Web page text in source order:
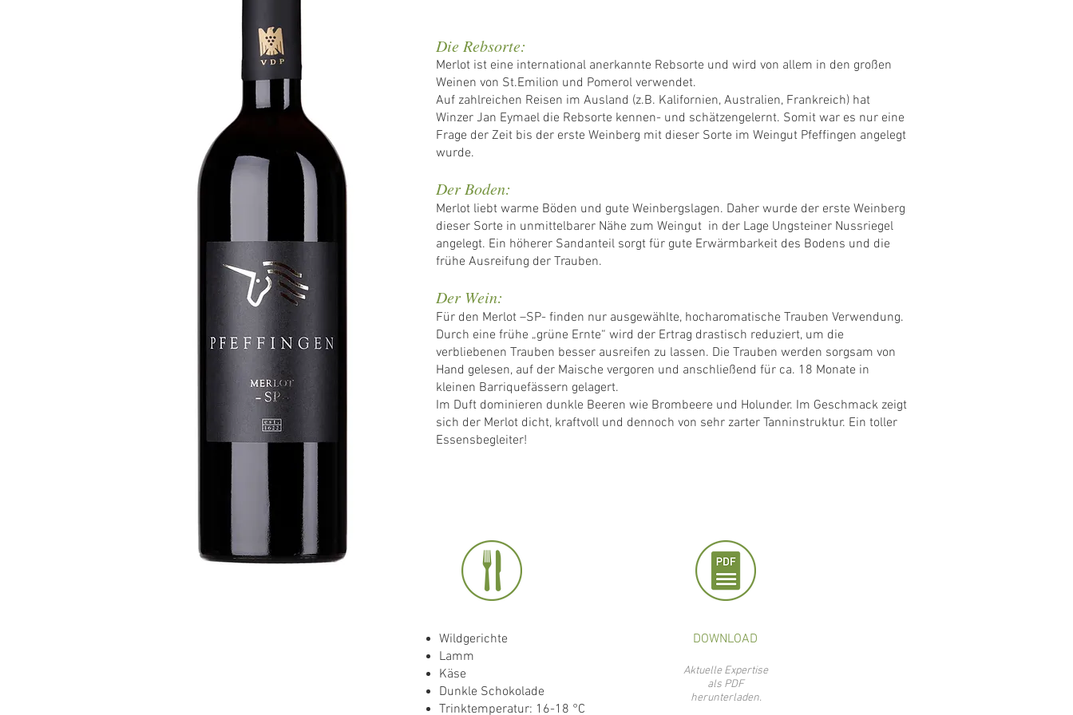
Die Rebsorte:
Merlot ist eine international anerkannte Rebsorte und wird von allem in den großen
Weinen von St.Emilion und Pomerol verwendet.
Auf zahlreichen Reisen im Ausland (z.B. Kalifornien, Australien, Frankreich) hat
Winzer Jan Eymael die Rebsorte kennen- und schätzengelernt. Somit war es nur eine
Frage der Zeit bis der erste Weinberg mit dieser Sorte im Weingut Pfeffingen angelegt
wurde.
Der Boden:
Merlot liebt warme Böden und gute Weinbergslagen. Daher wurde der erste Weinberg
dieser Sorte in unmittelbarer Nähe zum Weingut in der Lage Ungsteiner Nussriegel
angelegt. Ein höherer Sandanteil sorgt für gute Erwärmbarkeit des Bodens und die
frühe Ausreifung der Trauben.
Der Wein:
Für den Merlot –SP- finden nur ausgewählte, hocharomatische Trauben Verwendung.
Durch eine frühe „grüne Ernte“ wird der Ertrag drastisch reduziert, um die
verbliebenen Trauben besser ausreifen zu lassen. Die Trauben werden sorgsam von
Hand gelesen, auf der Maische vergoren und anschließend für ca. 18 Monate in
kleinen Barriquefässern gelagert.
Im Duft dominieren dunkle Beeren wie Brombeere und Holunder. Im Geschmack zeigt
sich der Merlot dicht, kraftvoll und dennoch von sehr zarter Tanninstruktur. Ein toller
Essensbegleiter!
Wildgerichte
Lamm
Käse
Dunkle Schokolade
Trinktemperatur: 16-18 °C
DOWNLOAD
Aktuelle Expertise
als PDF
herunterladen.